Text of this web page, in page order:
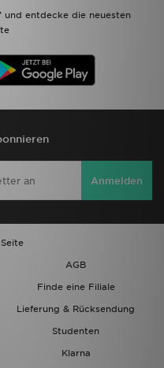
entdecke die neuesten
Anmelden
AGB
Finde eine Filiale
Lieferung & Rücksendung
Studenten
Klarna